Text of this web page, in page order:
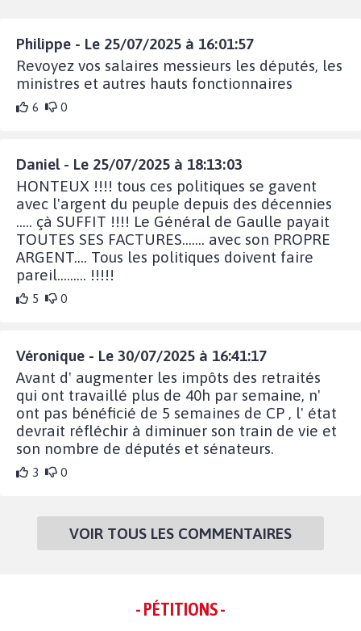
Philippe - Le 25/07/2025 à 16:01:57
Revoyez vos salaires messieurs les députés, les
ministres et autres hauts fonctionnaires
6 0
Daniel - Le 25/07/2025 à 18:13:03
HONTEUX !!!! tous ces politiques se gavent
avec l'argent du peuple depuis des décennies
..... çà SUFFIT !!!! Le Général de Gaulle payait
TOUTES SES FACTURES....... avec son PROPRE
ARGENT.... Tous les politiques doivent faire
pareil......... !!!!!
5 0
Véronique - Le 30/07/2025 à 16:41:17
Avant d' augmenter les impôts des retraités
qui ont travaillé plus de 40h par semaine, n'
ont pas bénéficié de 5 semaines de CP , l' état
devrait réfléchir à diminuer son train de vie et
son nombre de députés et sénateurs.
3 0
VOIR TOUS LES COMMENTAIRES
- PÉTITIONS -